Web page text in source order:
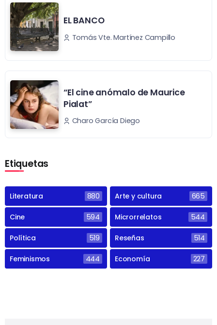
EL BANCO
Tomás Vte. Martínez Campillo
“El cine anómalo de Maurice
Pialat”
Charo García Diego
Etiquetas
Literatura 880 Arte y cultura 665
Cine 594 Microrrelatos 544
Política 519 Reseñas 514
Feminismos 444 Economía 227